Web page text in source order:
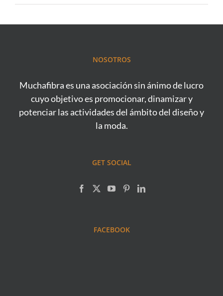
NOSOTROS
Muchafibra es una asociación sin ánimo de lucro
cuyo objetivo es promocionar, dinamizar y
potenciar las actividades del ámbito del diseño y
la moda.
GET SOCIAL
FACEBOOK